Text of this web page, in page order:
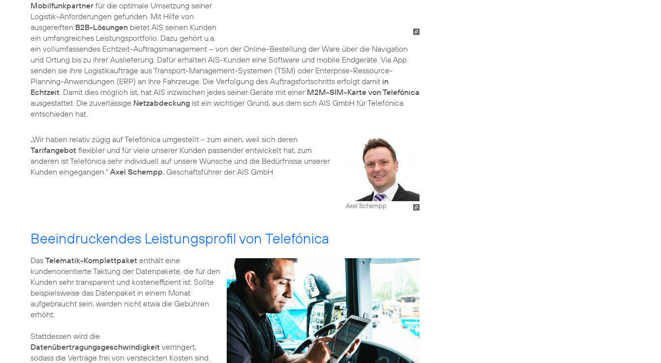
Mobilfunkpartner für die optimale Umsetzung seiner
Logistik-Anforderungen gefunden. Mit Hilfe von
ausgereiften B2B-Lösungen bietet AIS seinen Kunden
ein umfangreiches Leistungsportfolio. Dazu gehört u.a.
ein vollumfassendes Echtzeit-Auftragsmanagement – von der Online-Bestellung der Ware über die Navigation
und Ortung bis zu ihrer Auslieferung. Dafür erhalten AIS-Kunden eine Software und mobile Endgeräte. Via App
senden sie ihre Logistikaufträge aus Transport-Management-Systemen (TSM) oder Enterprise-Ressource-
Planning-Anwendungen (ERP) an ihre Fahrzeuge. Die Verfolgung des Auftragsfortschritts erfolgt damit in
Echtzeit. Damit dies möglich ist, hat AIS inzwischen jedes seiner Geräte mit einer M2M-SIM-Karte von Telefónica
ausgestattet. Die zuverlässige Netzabdeckung ist ein wichtiger Grund, aus dem sich AIS GmbH für Telefónica
entschieden hat.
Axel Schempp
„Wir haben relativ zügig auf Telefónica umgestellt – zum einen, weil sich deren
Tarifangebot flexibler und für viele unserer Kunden passender entwickelt hat, zum
anderen ist Telefónica sehr individuell auf unsere Wünsche und die Bedürfnisse unserer
Kunden eingegangen.“ Axel Schempp, Geschäftsführer der AIS GmbH
Beeindruckendes Leistungsprofil von Telefónica
Das Telematik-Komplettpaket enthält eine
kundenorientierte Taktung der Datenpakete, die für den
Kunden sehr transparent und kosteneffizient ist: Sollte
beispielsweise das Datenpaket in einem Monat
aufgebraucht sein, werden nicht etwa die Gebühren
erhöht.
Stattdessen wird die
Datenübertragungsgeschwindigkeit verringert,
sodass die Verträge frei von versteckten Kosten sind.